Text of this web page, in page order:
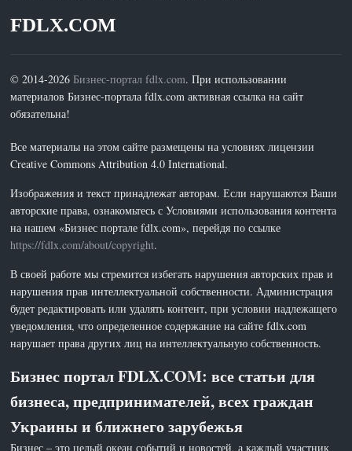
FDLX.COM
© 2014-2026 Бизнес-портал fdlx.com. При использовании
материалов Бизнес-портала fdlx.com активная ссылка на сайт
обязательна!
Все материалы на этом сайте размещены на условиях лицензии
Creative Commons Attribution 4.0 International.
Изображения и текст принадлежат авторам. Если нарушаются Ваши
авторские права, ознакомьтесь с Условиями использования контента
на нашем «Бизнес портале fdlx.com», перейдя по ссылке
https://fdlx.com/about/copyright.
В своей работе мы стремится избегать нарушения авторских прав и
нарушения прав интеллектуальной собственности. Администрация
будет редактировать или удалять контент, при условии надлежащего
уведомления, что определенное содержание на сайте fdlx.com
нарушает права других лиц на интеллектуальную собственность.
Бизнес портал FDLX.COM: все статьи для
бизнеса, предпринимателей, всех граждан
Украины и ближнего зарубежья
Бизнес – это целый океан событий и новостей, а каждый участник